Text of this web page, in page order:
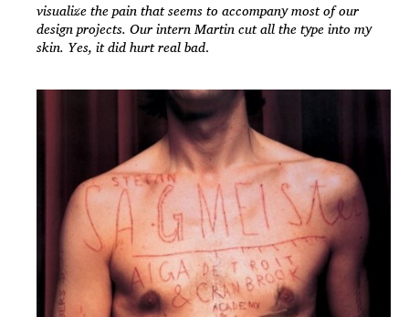
visualize the pain that seems to accompany most of our
design projects. Our intern Martin cut all the type into my
skin. Yes, it did hurt real bad.